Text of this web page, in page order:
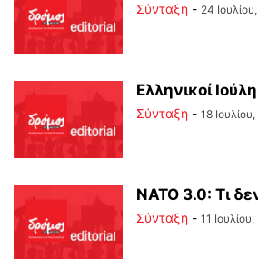
Σύνταξη - 24
Ελληνικοί
Σύνταξη - 18
ΝΑΤΟ 3.0: Τι
Σύνταξη - 11